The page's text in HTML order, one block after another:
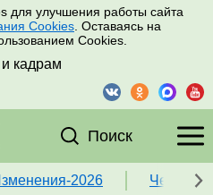
улучшения работы сайта
Cookies . Оставаясь на
Cookies.
кадрам
Поиск
2026 Чек-